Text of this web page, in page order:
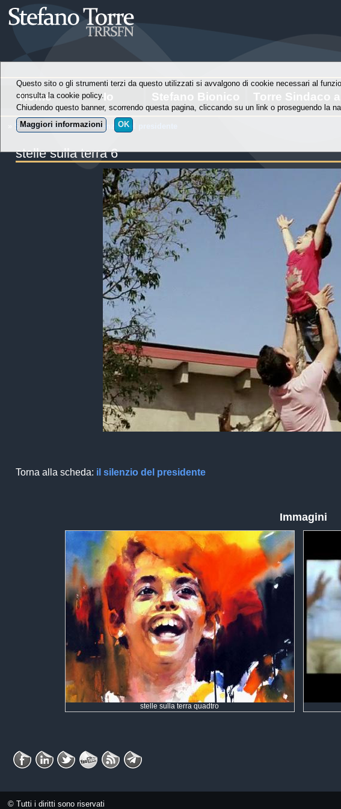
Home Io Stefano Bionico Torre Sindaco
Stefano Bioinico »il silenzio del presidente
stelle sulla terra 6
Torna alla scheda: il silenzio del presidente
Immagini
stelle sulla terra quadtro
© Tutti i diritti sono riservati
Questo sito o gli strumenti terzi da questo utilizzati si avvalgono di cookie necessari al
consulta la cookie policy.
Chiudendo questo banner, scorrendo questa pagina, cliccando su un link o proseguendo la
Maggiori informazioni
OK